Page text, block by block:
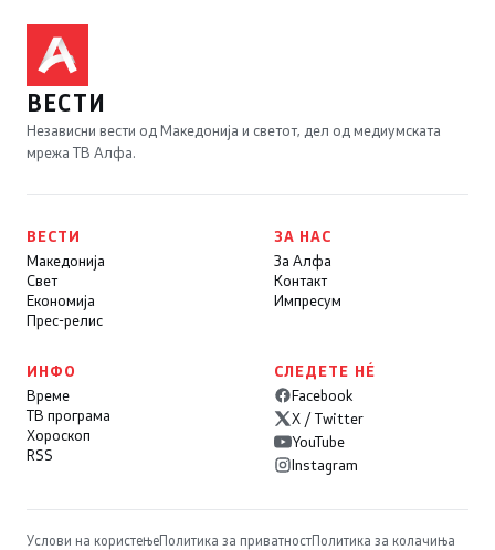
ВЕСТИ
Независни вести од Македонија и светот, дел од медиумската
мрежа ТВ Алфа.
ВЕСТИ
Македонија
Свет
Економија
Прес-релис
ЗА НАС
За Алфа
Контакт
Импресум
ИНФО
Време
ТВ програма
Хороскоп
RSS
СЛЕДЕТЕ НÉ
Facebook
X / Twitter
YouTube
Instagram
Услови на користењеПолитика за приватностПолитика за колачиња